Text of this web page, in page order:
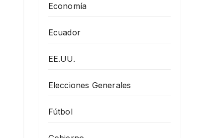
Economía
Ecuador
EE.UU.
Elecciones Generales
Fútbol